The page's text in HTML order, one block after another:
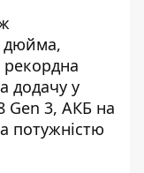
дюйма,
рекордна
додачу у
Gen 3, АКБ на
потужністю